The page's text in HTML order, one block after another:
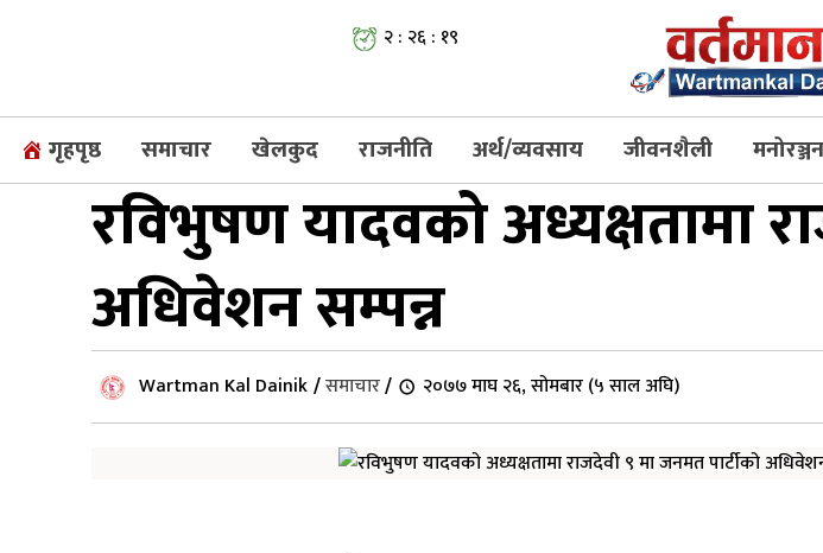
२ : २६ : २०
गृहपृष्ठ समाचार खेलकुद राजनीति अर्थ/व्यवसाय जीवनशैली मनोरञ्जन
रविभुषण यादवको अध्यक्षतामा
अधिवेशन सम्पन्न
Wartman Kal Dainik/समाचार/ २०७७ माघ २६, सोमबार (५ साल अघि)